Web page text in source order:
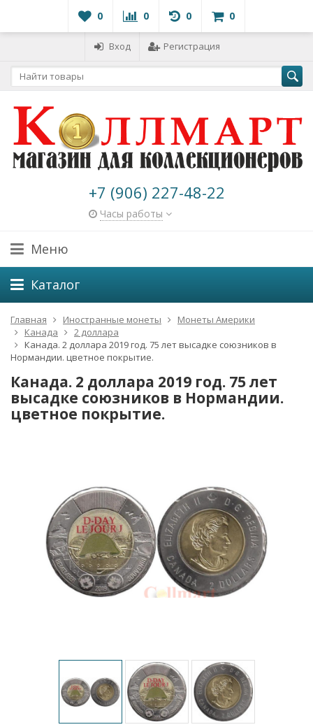
0 0 0 0
Вход Регистрация
+7 (906) 227-48-22
Часы работы
Меню
Каталог
Главная Иностранные монеты
Монеты Америки
Канада
2 доллара
Канада. 2 доллара 2019 год. 75 лет высадке союзников в
Нормандии. цветное покрытие.
Канада. 2 доллара 2019 год. 75 лет
высадке союзников в Нормандии.
цветное покрытие.